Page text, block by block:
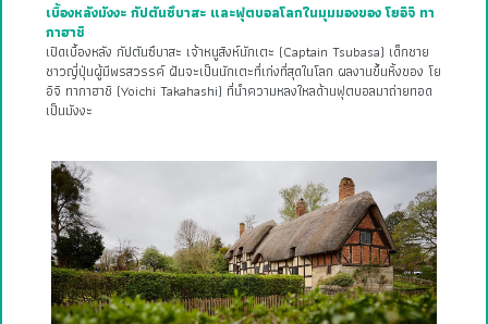
เบื้องหลังมังงะ กัปตันซึบาสะ และฟุตบอลโลกในมุมมองของ โยอิจิ ทา
กาฮาชิ
เปิดเบื้องหลัง กัปตันซึบาสะ เจ้าหนูสิงห์นักเตะ (Captain Tsubasa) เด็กชาย
ชาวญี่ปุ่นผู้มีพรสวรรค์ ฝันจะเป็นนักเตะที่เก่งที่สุดในโลก ผลงานขึ้นหิ้งของ โย
อิจิ ทากาฮาชิ (Yoichi Takahashi) ที่นำความหลงใหลด้านฟุตบอลมาถ่ายทอด
เป็นมังงะ